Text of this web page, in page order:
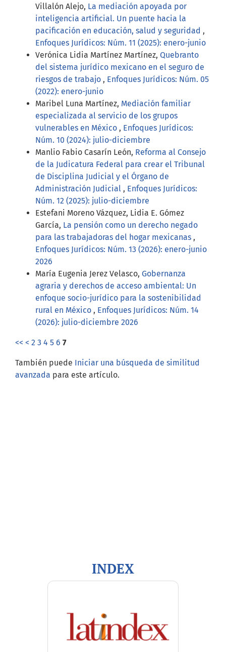
Villalón Alejo, La mediación apoyada por
inteligencia artificial. Un puente hacia la
pacificación en educación, salud y seguridad ,
Enfoques Jurídicos: Núm. 11 (2025): enero-junio
Verónica Lidia Martínez Martínez, Quebranto
del sistema jurídico mexicano en el seguro de
riesgos de trabajo , Enfoques Jurídicos: Núm. 05
(2022): enero-junio
Maribel Luna Martínez, Mediación familiar
especializada al servicio de los grupos
vulnerables en México , Enfoques Jurídicos:
Núm. 10 (2024): julio-diciembre
Manlio Fabio Casarín León, Reforma al Consejo
de la Judicatura Federal para crear el Tribunal
de Disciplina Judicial y el Órgano de
Administración Judicial , Enfoques Jurídicos:
Núm. 12 (2025): julio-diciembre
Estefani Moreno Vázquez, Lidia E. Gómez
García, La pensión como un derecho negado
para las trabajadoras del hogar mexicanas ,
Enfoques Jurídicos: Núm. 13 (2026): enero-junio
2026
María Eugenia Jerez Velasco, Gobernanza
agraria y derechos de acceso ambiental: Un
enfoque socio-jurídico para la sostenibilidad
rural en México , Enfoques Jurídicos: Núm. 14
(2026): julio-diciembre 2026
<< < 2 3 4 5 6 7
También puede Iniciar una búsqueda de similitud
avanzada para este artículo.
INDEX